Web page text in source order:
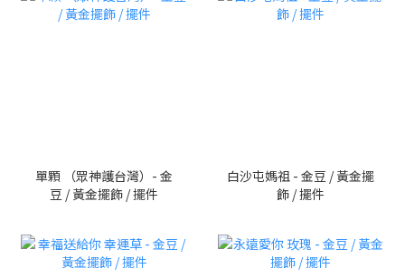
單顆 （眾神護台灣）- 金
豆 / 黃金擺飾 / 擺件
白沙屯媽祖 - 金豆 / 黃金擺
飾 / 擺件